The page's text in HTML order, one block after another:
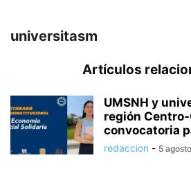
universitasm
Artículos
UMSNH y
región
convocatoria
redaccion - 5